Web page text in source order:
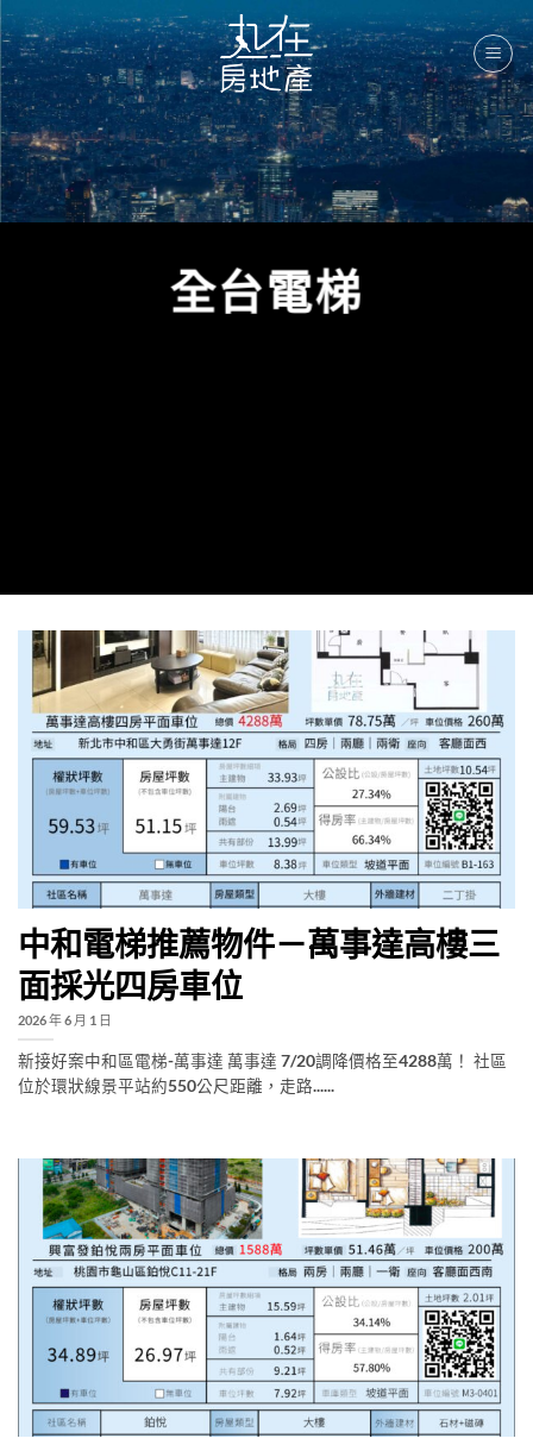
Skip
to
content
全台電梯
中和電梯推薦物件－萬事達高樓三
面採光四房車位
2026 年 6 月 1 日
新接好案中和區電梯-萬事達 萬事達 7/20調降價格至4288萬！ 社區
位於環狀線景平站約550公尺距離，走路......